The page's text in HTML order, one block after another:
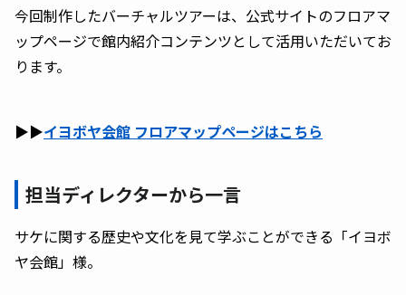
今回制作したバーチャルツアーは、公式サイトのフロアマ
ップページで館内紹介コンテンツとして活用いただいてお
ります。
▶︎▶︎イヨボヤ会館 フロアマップページはこちら
担当ディレクターから一言
サケに関する歴史や文化を見て学ぶことができる「イヨボ
ヤ会館」様。